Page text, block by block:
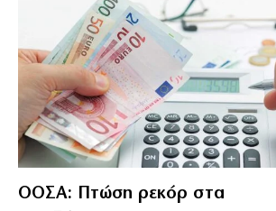
ΟΟΣΑ: Πτώση ρεκόρ στα